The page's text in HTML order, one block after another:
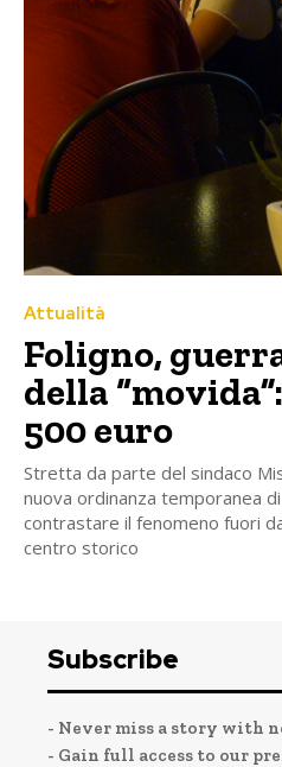
Attualità
Foligno,
della
500 euro
Stretta da parte del sindaco
nuova ordinanza temporanea
contrastare il fenomeno fuori
centro storico
Subscribe
- Never miss a story with
- Gain full access to our